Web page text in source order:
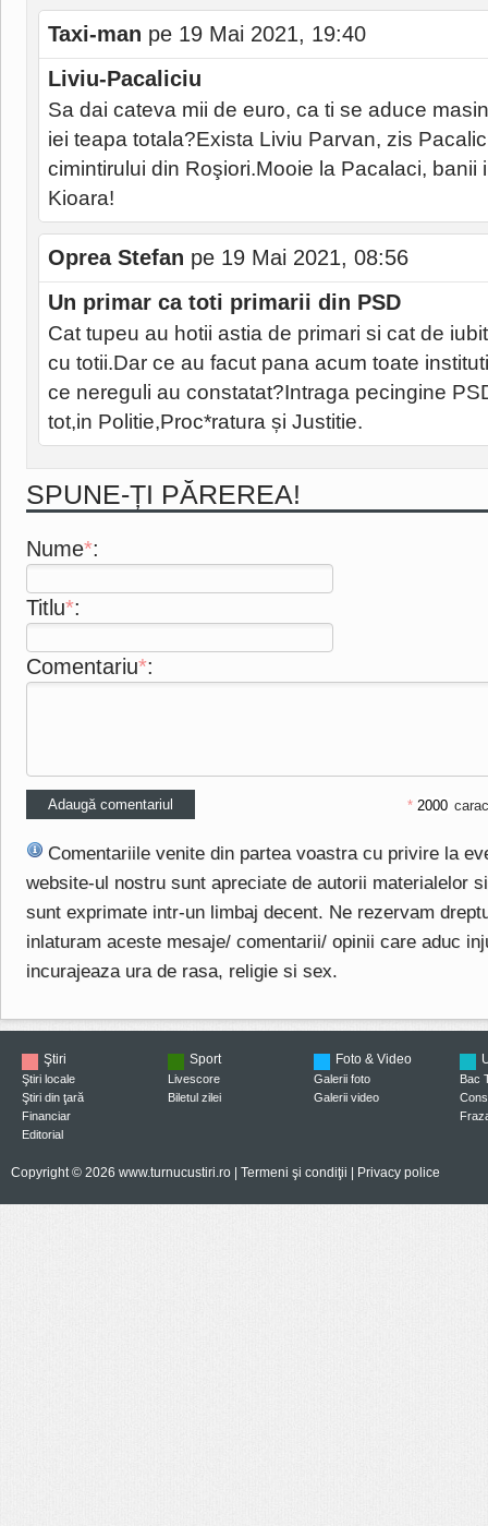
Taxi-man pe 19 Mai 2021, 19:40
Liviu-Pacaliciu
Sa dai cateva mii de euro, ca ti se aduce
iei teapa totala?Exista Liviu Parvan, zis
cimintirului din Roşiori.Mooie la Pacalaci, banii
Kioara!
Oprea Stefan pe 19 Mai 2021, 08:56
Un primar ca toti primarii din PSD
Cat tupeu au hotii astia de primari si cat de
cu totii.Dar ce au facut pana acum toate
ce nereguli au constatat?Intraga pecingine
tot,in Politie,Proc*ratura și Justitie.
SPUNE-ȚI PĂREREA!
Nume*:
Titlu*:
Comentariu*:
*
Comentariile venite din partea voastra cu privire la
website-ul nostru sunt apreciate de autorii materialelor
sunt exprimate intr-un limbaj decent. Ne rezervam
inlaturam aceste mesaje/ comentarii/ opinii care aduc
incurajeaza ura de rasa, religie si sex.
Ştiri
Ştiri locale
Ştiri din ţară
Financiar
Editorial
Sport
Livescore
Biletul zilei
Foto & Video
Galerii foto
Galerii video
Bac
Copyright © 2026 www.turnucustiri.ro | Termeni şi condiţii Privacy police